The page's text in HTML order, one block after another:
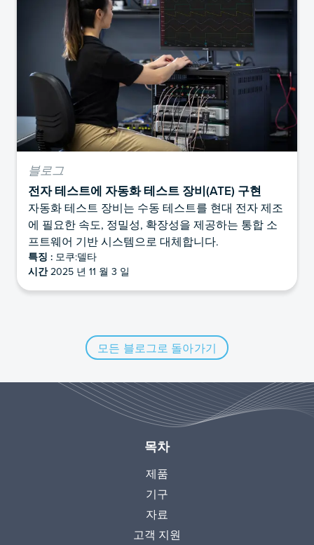
블로그
전자 테스트에 자동화 테스트 장비(ATE) 구현
자동화 테스트 장비는 수동 테스트를 현대 전자 제조
에 필요한 속도, 정밀성, 확장성을 제공하는 통합 소
프트웨어 기반 시스템으로 대체합니다.
특징 : 모쿠:델타
시간2025 년 11 월 3 일
모든 블로그로 돌아가기
목차
제품
기구
자료
고객 지원